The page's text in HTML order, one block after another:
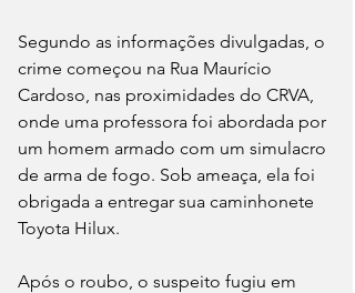
Segundo as informações divulgadas, o
crime começou na Rua Maurício
Cardoso, nas proximidades do CRVA,
onde uma professora foi abordada por
um homem armado com um simulacro
de arma de fogo. Sob ameaça, ela foi
obrigada a entregar sua caminhonete
Toyota Hilux.
Após o roubo, o suspeito fugiu em